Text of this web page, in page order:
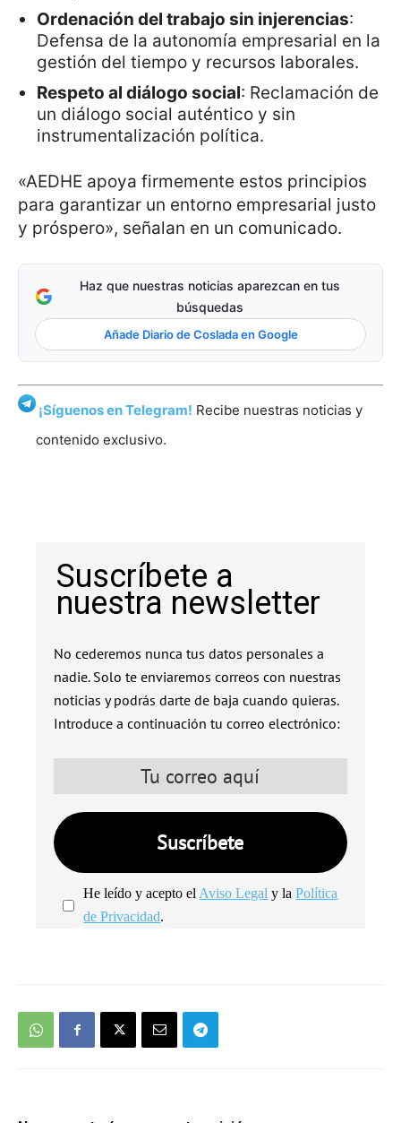
Ordenación del trabajo sin injerencias:
Defensa de la autonomía empresarial en la
gestión del tiempo y recursos laborales.
Respeto al diálogo social: Reclamación de
un diálogo social auténtico y sin
instrumentalización política.
«AEDHE apoya firmemente estos principios
para garantizar un entorno empresarial justo
y próspero», señalan en un comunicado.
Haz que nuestras noticias aparezcan en tus
búsquedas
Añade Diario de Coslada en Google
¡Síguenos en Telegram! Recibe nuestras noticias y
contenido exclusivo.
Suscríbete a
nuestra newsletter
No cederemos nunca tus datos personales a
nadie. Solo te enviaremos correos con nuestras
noticias y podrás darte de baja cuando quieras.
Introduce a continuación tu correo electrónico:
He leído y acepto el Aviso Legal y laPolítica
de Privacidad.